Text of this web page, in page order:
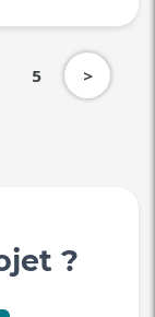
5 >
?